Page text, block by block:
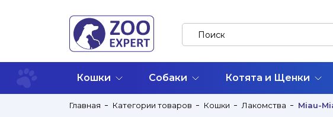
Кошки Собаки Котята и Щенки
Главная Категории товаров Кошки Лакомства Miau-